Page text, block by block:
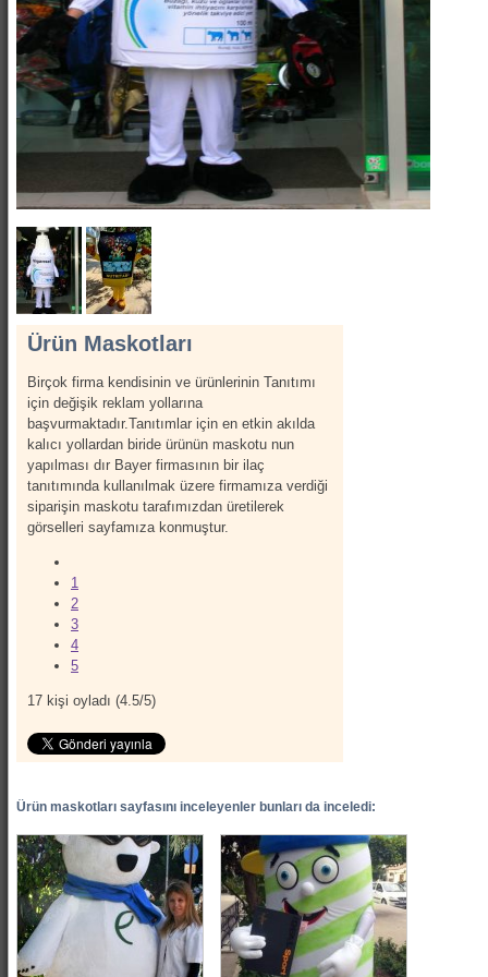
Show Kostümleri
Canlı Heykel Kostümleri
Kanatlar
Hizmetlerimiz
İletişim
Hakkımızda
Ürün Maskotları
Birçok firma kendisinin ve ürünlerinin Tanıtımı
için değişik reklam yollarına
başvurmaktadır.Tanıtımlar için en etkin akılda
kalıcı yollardan biride ürünün maskotu nun
yapılması dır Bayer firmasının bir ilaç
tanıtımında kullanılmak üzere firmamıza verdiği
siparişin maskotu tarafımızdan üretilerek
görselleri sayfamıza konmuştur.
1
2
3
4
5
17 kişi oyladı (4.5/5)
Ürün maskotları sayfasını inceleyenler bunları da inceledi: